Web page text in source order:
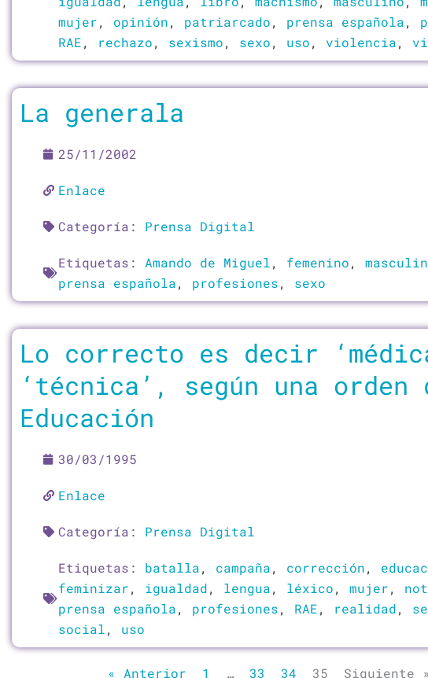
mujer, opinión, patriarcado, prensa española,
RAE, rechazo, sexismo, sexo, uso, violencia,
La generala
25/11/2002
Enlace
Categoría: Prensa Digital
Etiquetas: Amando de Miguel, femenino,
prensa española, profesiones, sexo
Lo correcto es decir
‘técnica’, según una orden
Educación
30/03/1995
Enlace
Categoría: Prensa Digital
Etiquetas: batalla, campaña, corrección,
feminizar, igualdad, lengua, léxico, mujer,
prensa española, profesiones, RAE, realidad,
social, uso
« Anterior 1 … 33 34 35 Siguiente »